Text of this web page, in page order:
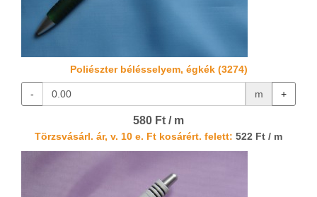
Poliészter bélésselyem, égkék (3274)
- m +
580 Ft / m
Törzsvásárl. ár, v. 10 e. Ft kosárért. felett: 522 Ft / m